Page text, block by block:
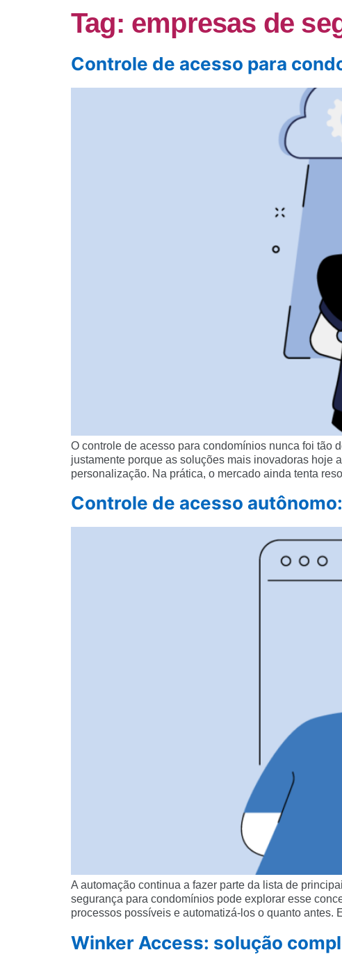
Tag: empresas de
Controle de acesso para
O controle de acesso para condomínios nunca foi tão
justamente porque as soluções mais inovadoras hoje
personalização. Na prática, o mercado ainda tenta
Controle de acesso
A automação continua a fazer parte da lista de
segurança para condomínios pode explorar esse
processos possíveis e automatizá-los o quanto antes.
Winker Access: solução